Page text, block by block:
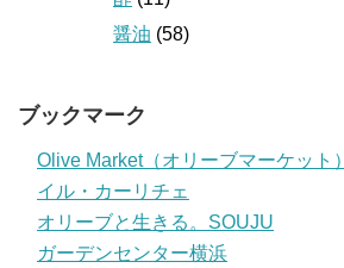
醤油 (58)
ブックマーク
Olive Market（オリーブマーケット）
イル・カーリチェ
オリーブと生きる。SOUJU
ガーデンセンター横浜